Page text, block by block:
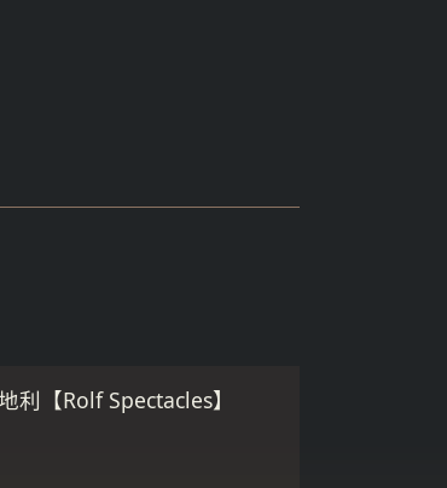
利【Rolf Spectacles】